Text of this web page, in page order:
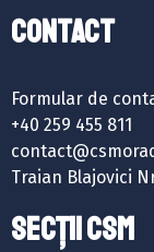
Contact
Formular de
+40 259 455 811
Traian Blajovici
SECȚII CSM